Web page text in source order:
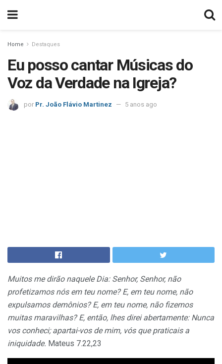
Home Destaques
Eu posso cantar Músicas do
Voz da Verdade na Igreja?
por Pr. João Flávio Martinez 5 anos ago
Muitos me dirão naquele Dia: Senhor, Senhor, não
profetizamos nós em teu nome? E, em teu nome, não
expulsamos demônios? E, em teu nome, não fizemos
muitas maravilhas? E, então, lhes direi abertamente: Nunca
vos conheci; apartai-vos de mim, vós que praticais a
iniquidade. Mateus 7.22,23